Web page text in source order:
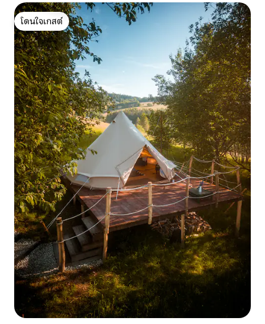
โดนใจเกสต์
โดนใจเกสต์